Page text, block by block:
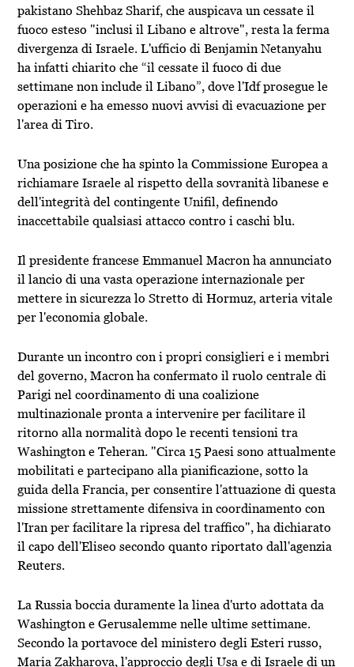
pakistano Shehbaz Sharif, che auspicava un cessate il
fuoco esteso "inclusi il Libano e altrove", resta la ferma
divergenza di Israele. L'ufficio di Benjamin Netanyahu
ha infatti chiarito che “il cessate il fuoco di due
settimane non include il Libano”, dove l'Idf prosegue le
operazioni e ha emesso nuovi avvisi di evacuazione per
l'area di Tiro.
Una posizione che ha spinto la Commissione Europea a
richiamare Israele al rispetto della sovranità libanese e
dell'integrità del contingente Unifil, definendo
inaccettabile qualsiasi attacco contro i caschi blu.
Il presidente francese Emmanuel Macron ha annunciato
il lancio di una vasta operazione internazionale per
mettere in sicurezza lo Stretto di Hormuz, arteria vitale
per l'economia globale.
Durante un incontro con i propri consiglieri e i membri
del governo, Macron ha confermato il ruolo centrale di
Parigi nel coordinamento di una coalizione
multinazionale pronta a intervenire per facilitare il
ritorno alla normalità dopo le recenti tensioni tra
Washington e Teheran. "Circa 15 Paesi sono attualmente
mobilitati e partecipano alla pianificazione, sotto la
guida della Francia, per consentire l'attuazione di questa
missione strettamente difensiva in coordinamento con
l'Iran per facilitare la ripresa del traffico", ha dichiarato
il capo dell'Eliseo secondo quanto riportato dall'agenzia
Reuters.
La Russia boccia duramente la linea d'urto adottata da
Washington e Gerusalemme nelle ultime settimane.
Secondo la portavoce del ministero degli Esteri russo,
Maria Zakharova, l'approccio degli Usa e di Israele di un